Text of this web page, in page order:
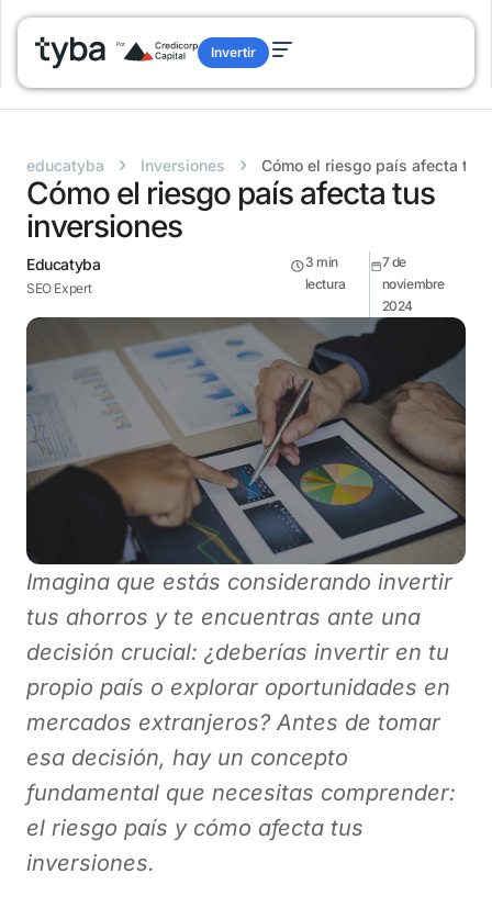
Invertir
educatyba › Inversiones › Cómo el riesgo país afecta tus
Cómo el riesgo país afecta tus
inversiones
Educatyba
SEO Expert
3 min
lectura
7 de
noviembre
2024
Imagina que estás considerando invertir
tus ahorros y te encuentras ante una
decisión crucial: ¿deberías invertir en tu
propio país o explorar oportunidades en
mercados extranjeros? Antes de tomar
esa decisión, hay un concepto
fundamental que necesitas comprender:
el riesgo país y cómo afecta tus
inversiones.